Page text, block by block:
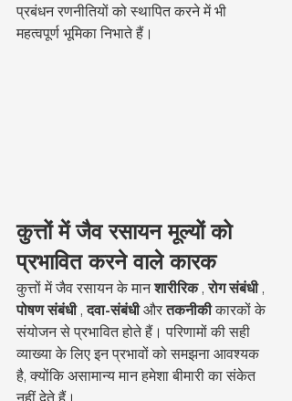
प्रबंधन रणनीतियों को स्थापित करने में भी
महत्वपूर्ण भूमिका निभाते हैं।
कुत्तों में जैव रसायन मूल्यों को
प्रभावित करने वाले कारक
कुत्तों में जैव रसायन के मान शारीरिक , रोग संबंधी ,
पोषण संबंधी , दवा-संबंधी और तकनीकी कारकों के
संयोजन से प्रभावित होते हैं। परिणामों की सही
व्याख्या के लिए इन प्रभावों को समझना आवश्यक
है, क्योंकि असामान्य मान हमेशा बीमारी का संकेत